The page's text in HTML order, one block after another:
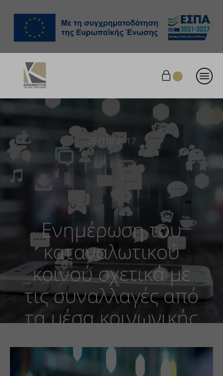
26/10/2017
Ενημέρωση του
καταναλωτικού
κοινού σχετικά με
τις συναλλαγές από
τα μέσα κοινωνικής
δικτύωσης από τη
Γ.Γ.Ε.